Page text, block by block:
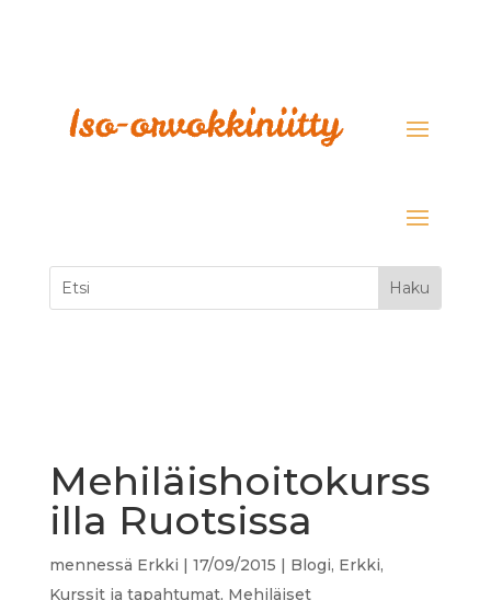
Mehiläishoitokurss
illa Ruotsissa
mennessä Erkki | 17/09/2015 | Blogi, Erkki,
Kurssit ja tapahtumat, Mehiläiset